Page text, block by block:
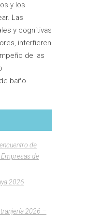
y los
Las
y cognitivas
interfieren
de las
baño.
de
de
2026
2026 –